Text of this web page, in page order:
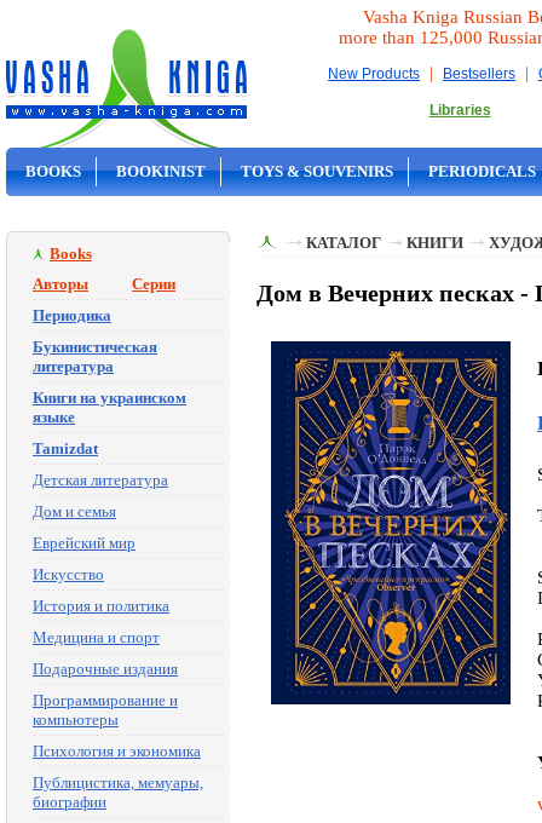
Vasha Kniga Russian
more than 125,000
New Products | Bestsellers |
Libraries
BOOKS BOOKINIST TOYS & SOUVENIRS PERIODICALS
Books
Авторы
Серии
Периодика
Букинистическая
литература
Книги на украинском
языке
Tamizdat
Детская литература
Дом и семья
Еврейский мир
Искусство
История и политика
Медицина и спорт
Подарочные издания
Программирование и
компьютеры
Психология и экономика
Публицистика, мемуары,
биографии
КАТАЛОГ КНИГИ
Дом в Вечерних песках